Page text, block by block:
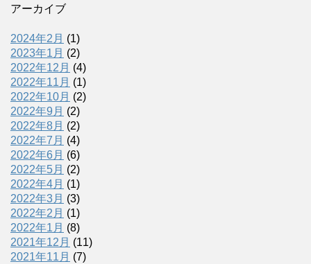
アーカイブ
2024年2月 (1)
2023年1月 (2)
2022年12月 (4)
2022年11月 (1)
2022年10月 (2)
2022年9月 (2)
2022年8月 (2)
2022年7月 (4)
2022年6月 (6)
2022年5月 (2)
2022年4月 (1)
2022年3月 (3)
2022年2月 (1)
2022年1月 (8)
2021年12月 (11)
2021年11月 (7)